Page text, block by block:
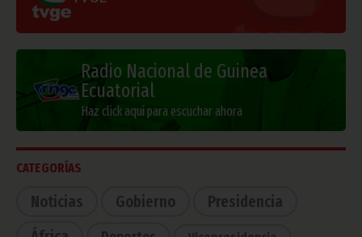
Radio Nacional de Guinea
Ecuatorial
Haz click aquí para escuchar ahora
CATEGORÍAS
Noticias Gobierno
Presidencia